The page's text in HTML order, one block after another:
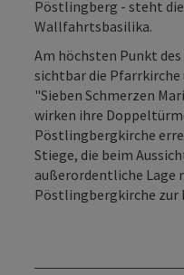
Pöstlingberg - steht
Wallfahrtsbasilika.
Am höchsten Punkt
sichtbar die
"Sieben Schmerzen
wirken ihre
Pöstlingbergkirche
Stiege, die beim
außerordentliche Lage
Pöstlingbergkirche zur